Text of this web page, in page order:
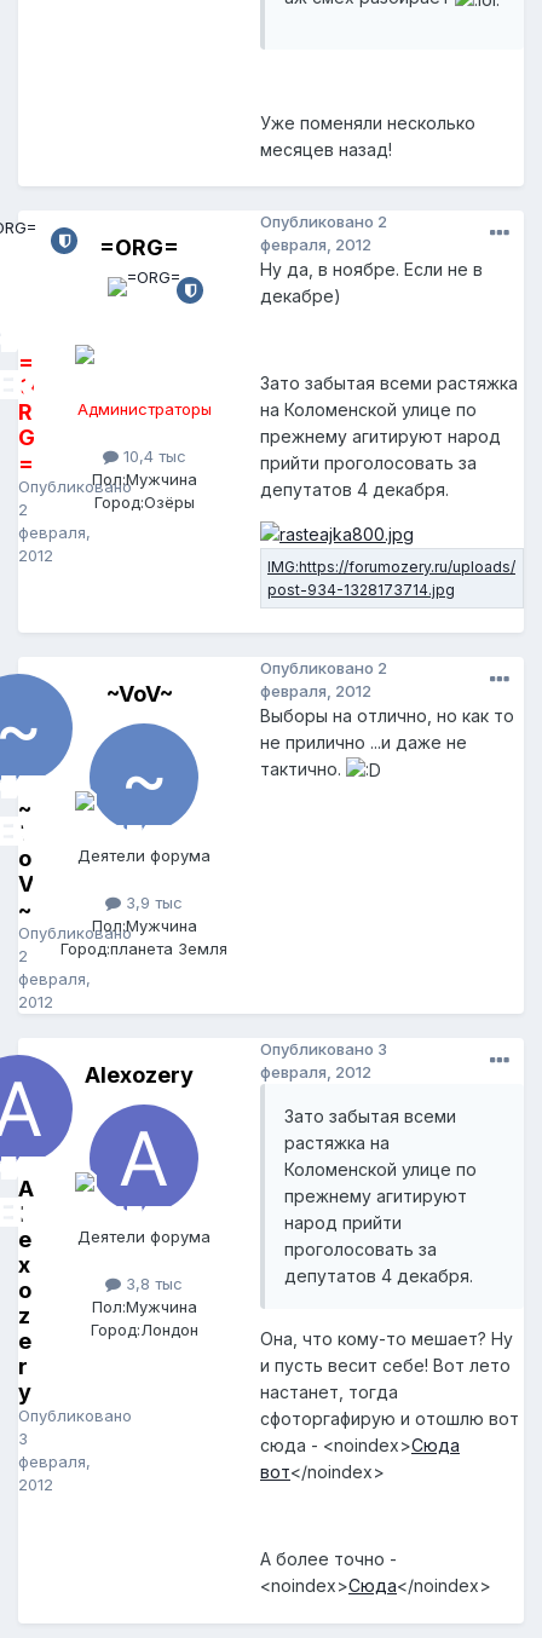
Уже поменяли несколько
месяцев назад!
=
O
R
G
=
Опубликовано
2
февраля,
2012
=ORG=
Администраторы
10,4 тыс
Пол:Мужчина
Город:Озёры
Опубликовано 2
февраля, 2012
Ну да, в ноябре. Если не в
декабре)
Зато забытая всеми растяжка
на Коломенской улице по
прежнему агитируют народ
прийти проголосовать за
депутатов 4 декабря.
~
V
o
V
~
Опубликовано
2
февраля,
2012
~VoV~
Деятели форума
3,9 тыс
Пол:Мужчина
Город:планета Земля
Опубликовано 2
февраля, 2012
Выборы на отлично, но как то
не прилично ...и даже не
тактично.
A
l
e
x
o
z
e
r
y
Опубликовано
3
февраля,
2012
Alexozery
Деятели форума
3,8 тыс
Пол:Мужчина
Город:Лондон
Опубликовано 3
февраля, 2012
Зато забытая всеми
растяжка на
Коломенской улице по
прежнему агитируют
народ прийти
проголосовать за
депутатов 4 декабря.
Она, что кому-то мешает? Ну
и пусть весит себе! Вот лето
настанет, тогда
сфоторгафирую и отошлю вот
сюда - <noindex>Сюда
вот</noindex>
А более точно -
<noindex>Сюда</noindex>